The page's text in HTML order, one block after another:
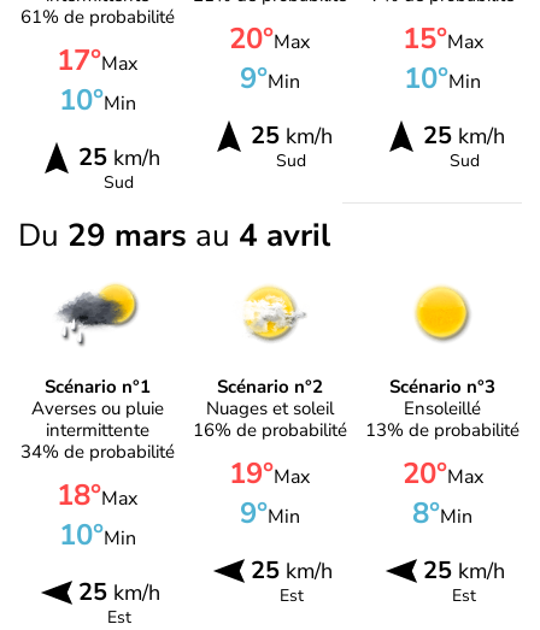
61% de probabilité
17°Max
10°Min
25km/h
Sud
20°Max
9°Min
25km/h
Sud
15°Max
10°Min
25 km/h
Sud
Du 29 mars au 4 avril
Scénario n°1
Averses ou pluie
intermittente
34% de probabilité
18°Max
10°Min
25km/h
Est
Scénario n°2
Nuages et soleil
16% de probabilité
19°Max
9°Min
25km/h
Est
Scénario n°3
Ensoleillé
13% de probabilité
20°Max
8°Min
25 km/h
Est